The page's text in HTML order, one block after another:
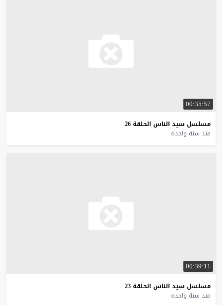
00:35:57
مسلسل سيد الناس الحلقة 26
منذ سنة واحدة
00:39:11
مسلسل سيد الناس الحلقة 23
منذ سنة واحدة